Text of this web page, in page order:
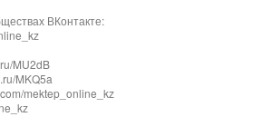
ВКонтакте:
MU2dB
MKQ5a
mektep_online_kz